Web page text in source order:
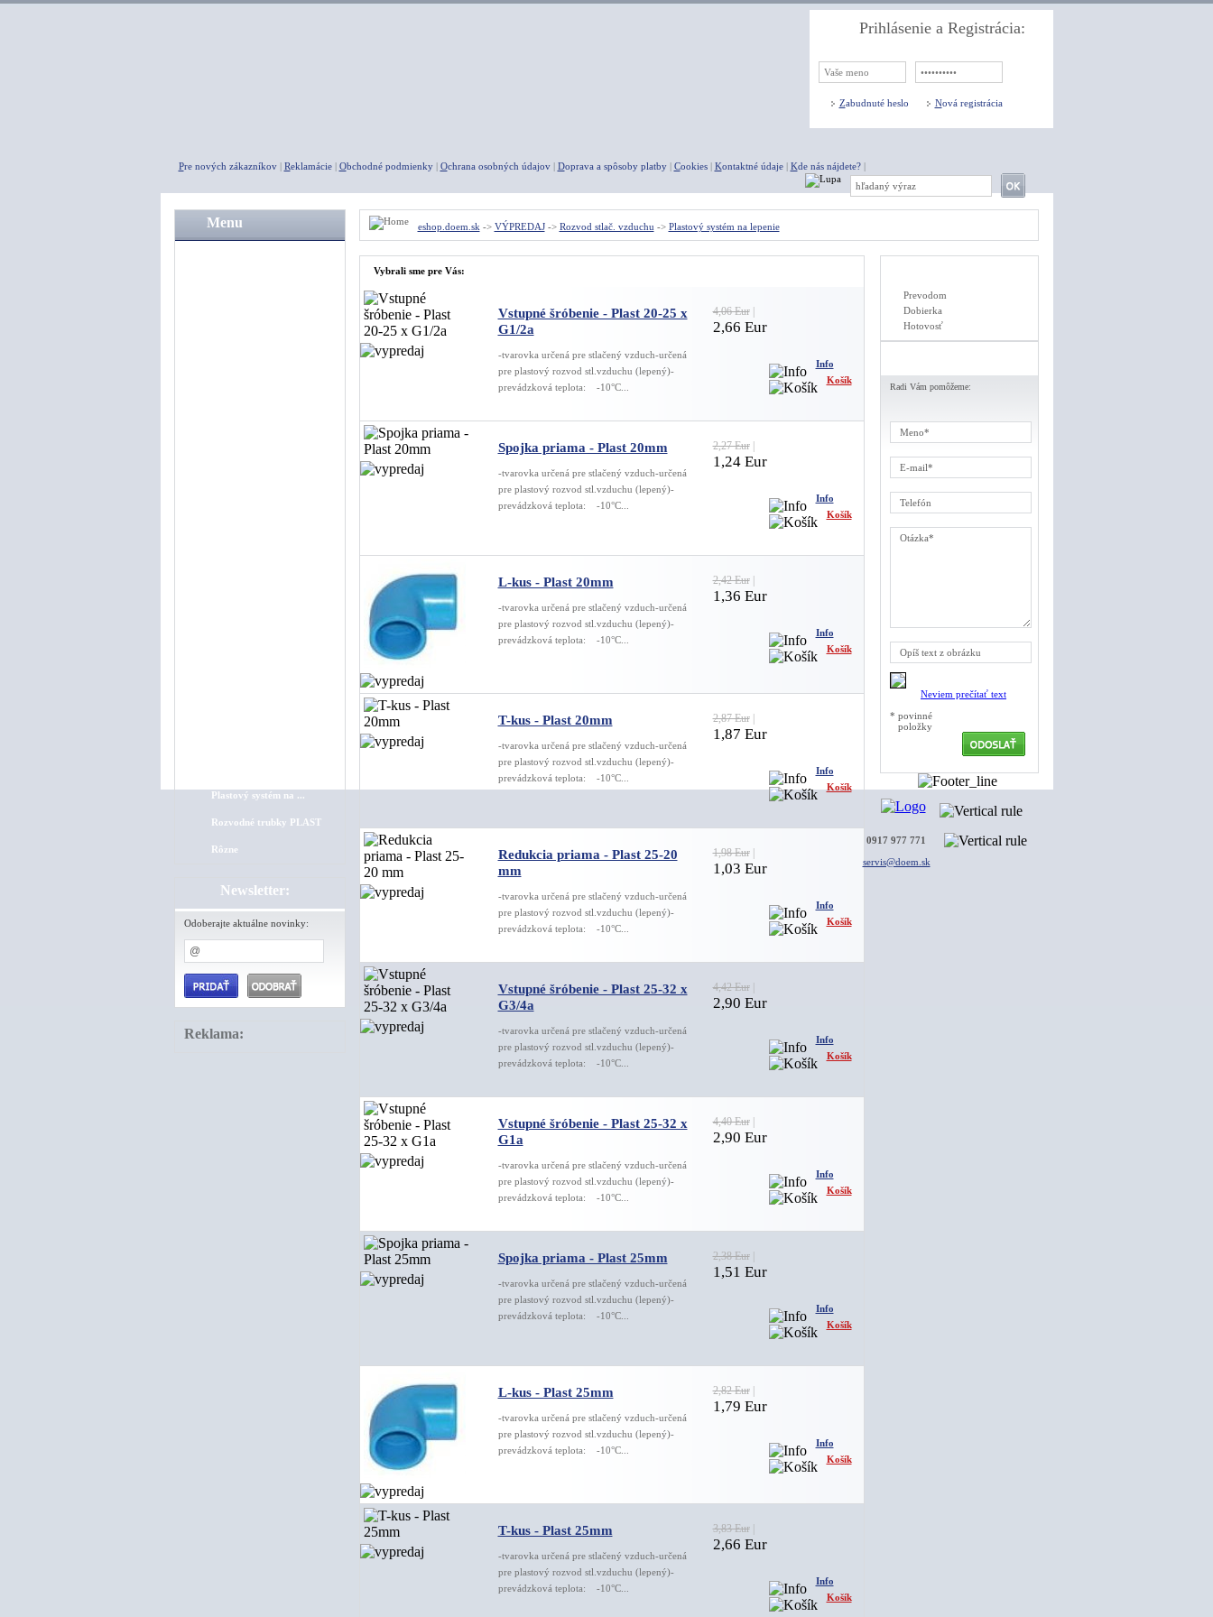
Prihlásenie a Registrácia:
Zabudnuté heslo Nová registrácia
Pre nových zákazníkov| Reklamácie| Obchodné podmienky| Ochrana osobných údajov| Doprava a spôsoby platby| Cookies| Kontaktné údaje| Kde nás nájdete?|
Menu
Plastový systém na ...
Rozvodné trubky PLAST
Rôzne
Newsletter:
Odoberajte aktuálne novinky:
Reklama:
eshop.doem.sk -> VÝPREDAJ-> Rozvod stlač. vzduchu -> Plastový systém na lepenie
Prevodom
Dobierka
Hotovosť
Radi Vám pomôžeme:
Neviem prečítať text
* povinné
položky
Vybrali sme pre Vás:
Vstupné šróbenie - Plast 20-25 x
G1/2a
-tvarovka určená pre stlačený vzduch-určená
pre plastový rozvod stl.vzduchu (lepený)-
prevádzková teplota: -10°C...
4,06 Eur|
2,66 Eur
Info
Košík
Spojka priama - Plast 20mm
-tvarovka určená pre stlačený vzduch-určená
pre plastový rozvod stl.vzduchu (lepený)-
prevádzková teplota: -10°C...
2,27 Eur|
1,24 Eur
Info
Košík
L-kus - Plast 20mm
-tvarovka určená pre stlačený vzduch-určená
pre plastový rozvod stl.vzduchu (lepený)-
prevádzková teplota: -10°C...
2,42 Eur|
1,36 Eur
Info
Košík
T-kus - Plast 20mm
-tvarovka určená pre stlačený vzduch-určená
pre plastový rozvod stl.vzduchu (lepený)-
prevádzková teplota: -10°C...
2,87 Eur|
1,87 Eur
Info
Košík
Redukcia priama - Plast 25-20
mm
-tvarovka určená pre stlačený vzduch-určená
pre plastový rozvod stl.vzduchu (lepený)-
prevádzková teplota: -10°C...
1,98 Eur|
1,03 Eur
Info
Košík
Vstupné šróbenie - Plast 25-32 x
G3/4a
-tvarovka určená pre stlačený vzduch-určená
pre plastový rozvod stl.vzduchu (lepený)-
prevádzková teplota: -10°C...
4,42 Eur|
2,90 Eur
Info
Košík
Vstupné šróbenie - Plast 25-32 x
G1a
-tvarovka určená pre stlačený vzduch-určená
pre plastový rozvod stl.vzduchu (lepený)-
prevádzková teplota: -10°C...
4,40 Eur|
2,90 Eur
Info
Košík
Spojka priama - Plast 25mm
-tvarovka určená pre stlačený vzduch-určená
pre plastový rozvod stl.vzduchu (lepený)-
prevádzková teplota: -10°C...
2,38 Eur|
1,51 Eur
Info
Košík
L-kus - Plast 25mm
-tvarovka určená pre stlačený vzduch-určená
pre plastový rozvod stl.vzduchu (lepený)-
prevádzková teplota: -10°C...
2,82 Eur|
1,79 Eur
Info
Košík
T-kus - Plast 25mm
-tvarovka určená pre stlačený vzduch-určená
pre plastový rozvod stl.vzduchu (lepený)-
prevádzková teplota: -10°C...
3,83 Eur|
2,66 Eur
Info
Košík
0917 977 771
servis@doem.sk